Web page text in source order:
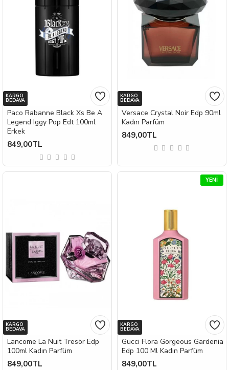
KARGO
BEDAVA
Paco Rabanne Black Xs Be A
Legend Iggy Pop Edt 100ml
Erkek
849,00TL
KARGO
BEDAVA
Versace Crystal Noir Edp 90ml
Kadın Parfüm
849,00TL
KARGO
BEDAVA
Lancome La Nuit Tresör Edp
100ml Kadın Parfüm
849,00TL
YENI
KARGO
BEDAVA
Gucci Flora Gorgeous Gardenia
Edp 100 Ml Kadın Parfüm
849,00TL